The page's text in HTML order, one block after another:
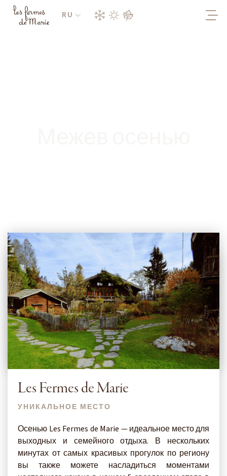
RU
Les Fermes de Marie
УНИКАЛЬНОЕ МЕСТО
Осенью Les Fermes de Marie — идеальное место для
выходных и семейного отдыха. В нескольких
минутах от самых красивых прогулок по региону
вы также можете насладиться моментами